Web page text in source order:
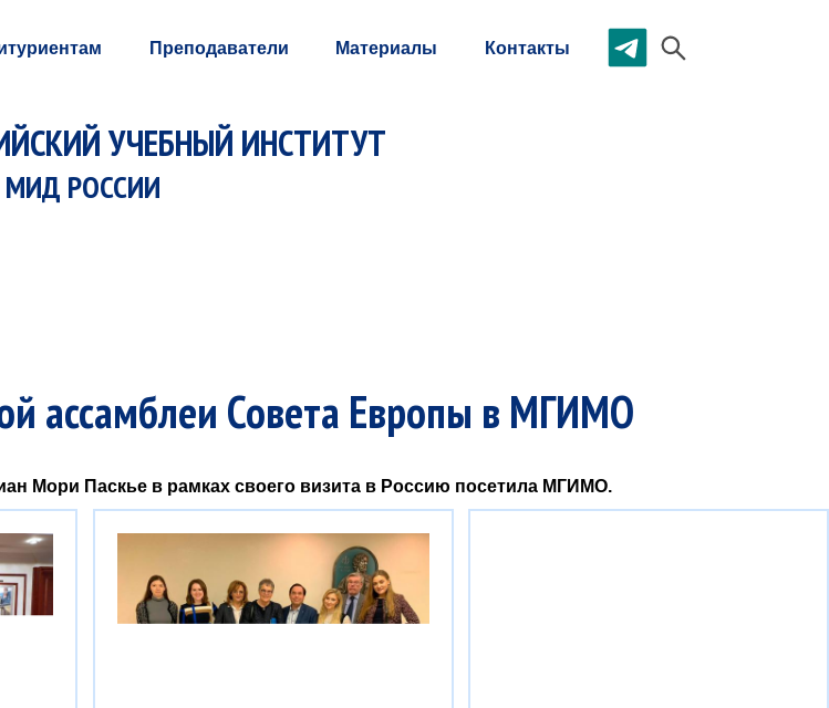
Преподаватели Материалы Контакты
УЧЕБНЫЙ ИНСТИТУТ
РОССИИ
ассамблеи Совета Европы в МГИМО
Мори Паскье в рамках своего визита в Россию посетила МГИМО.